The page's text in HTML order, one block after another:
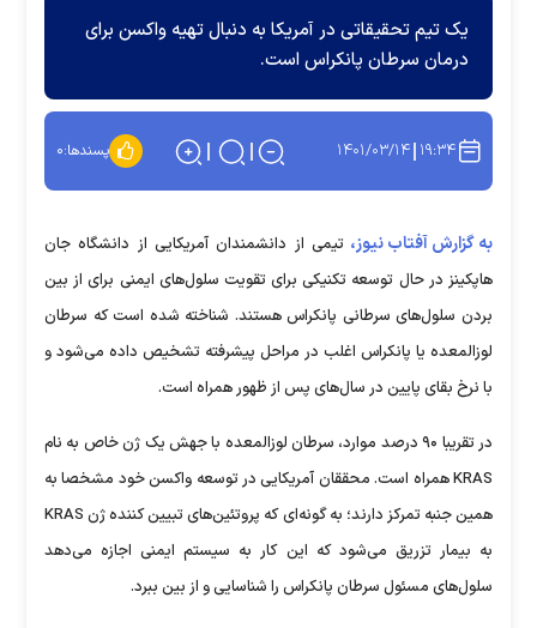
یک تیم تحقیقاتی در آمریکا به دنبال تهیه واکسن برای
درمان سرطان پانکراس است.
۱۹:۳۴ ۱۴۰۱/۰۳/۱۴ پسندها:۰
به گزارش آفتاب نیوز، تیمی از دانشمندان آمریکایی از دانشگاه جان
هاپکینز در حال توسعه تکنیکی برای تقویت سلول‌های ایمنی برای از بین
بردن سلول‌های سرطانی پانکراس هستند. شناخته شده است که سرطان
لوزالمعده یا پانکراس اغلب در مراحل پیشرفته تشخیص داده می‌شود و
با نرخ بقای پایین در سال‌های پس از ظهور همراه است.
در تقریبا ۹۰ درصد موارد، سرطان لوزالمعده با جهش یک ژن خاص به نام
KRAS همراه است. محققان آمریکایی در توسعه واکسن خود مشخصا به
همین جنبه تمرکز دارند؛ به گونه‌ای که پروتئین‌های تبیین کننده ژن KRAS
به بیمار تزریق می‌شود که این کار به سیستم ایمنی اجازه می‌دهد
سلول‌های مسئول سرطان پانکراس را شناسایی و از بین ببرد.